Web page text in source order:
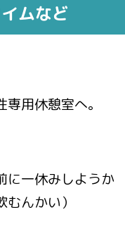
ムなど
用休憩室へ。
に一休みしようか
んかい）